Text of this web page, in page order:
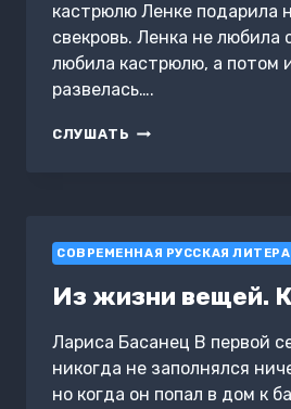
кастрюлю Ленке подарила
свекровь. Ленка не любила
любила кастрюлю, а потом
развелась….
СЛУШАТЬ ИЗ
СОВРЕМЕННАЯ РУССКАЯ
Из жизни вещей.
Лариса Басанец В первой
никогда не заполнялся
но когда он попал в дом к